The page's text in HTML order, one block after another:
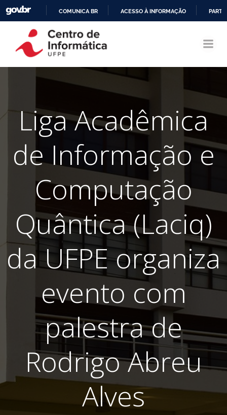
CONTEÚDO
COMUNICA BR ACESSO À INFORMAÇÃO
Liga Acadêmica
de Informação e
Computação
Quântica (Laciq)
da UFPE organiza
evento com
palestra de
Rodrigo Abreu
Alves